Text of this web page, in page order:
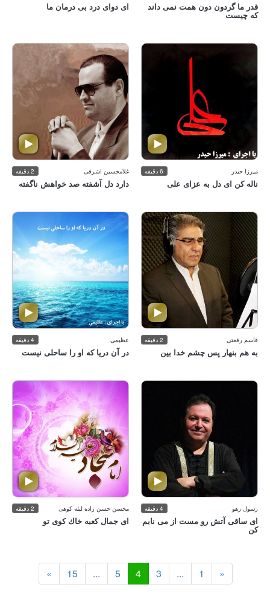
چیست
میرزا حیدر 6 دقیقه
ناله كن ای دل به عزای علی
غلامحسین اشرفی 2 دقیقه
دارد دل آشفته صد خواهش ناگفته
قاسم رفعتی 2 دقیقه
به هم بنهار پس چشم خدا بین
عظیمی 4 دقیقه
در آن دریا كه او را ساحلی نیست
رسول رهو 4 دقیقه
ای ساقی آتش رو مست از می نابم
كن
محسن حسن زاده لیله كوهی 2 دقیقه
ای جمال كعبه خاك كوی تو
«
1
...
3
4
5
...
15
»